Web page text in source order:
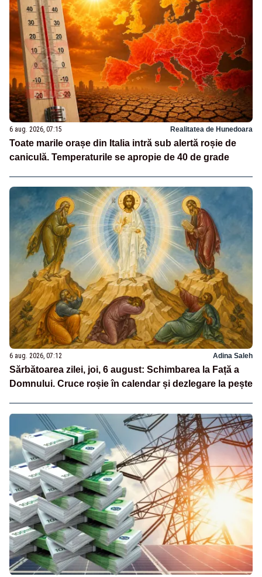
6 aug. 2026, 07:15 Realitatea de Hunedoara
Toate marile orașe din Italia intră sub alertă roșie de
caniculă. Temperaturile se apropie de 40 de grade
6 aug. 2026, 07:12 Adina Saleh
Sărbătoarea zilei, joi, 6 august: Schimbarea la Față a
Domnului. Cruce roșie în calendar și dezlegare la pește